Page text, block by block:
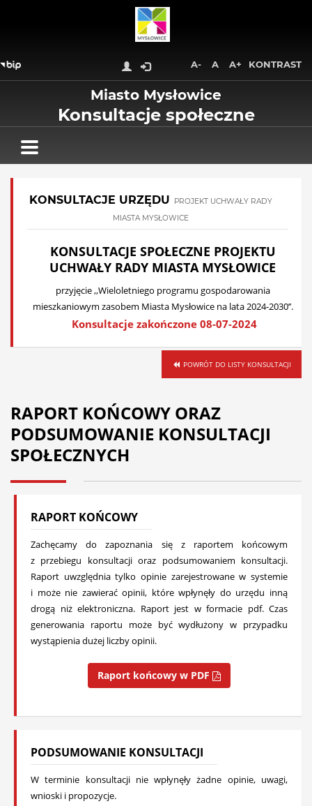
Wróć na początek strony
Przejdź do treści głównej
Przejdź do stopki
Przejdź do mapy serwisu
A- A A+ KONTRAST
Miasto Mysłowice
Konsultacje społeczne
KONSULTACJE URZĘDU PROJEKT UCHWAŁY RADY
MIASTA MYSŁOWICE
KONSULTACJE SPOŁECZNE PROJEKTU
UCHWAŁY RADY MIASTA MYSŁOWICE
przyjęcie ,,Wieloletniego programu gospodarowania
mieszkaniowym zasobem Miasta Mysłowice na lata 2024-2030’’.
Konsultacje zakończone 08-07-2024
POWRÓT DO LISTY KONSULTACJI
RAPORT KOŃCOWY ORAZ
PODSUMOWANIE KONSULTACJI
SPOŁECZNYCH
RAPORT KOŃCOWY
Zachęcamy do zapoznania się z raportem końcowym
z przebiegu konsultacji oraz podsumowaniem konsultacji.
Raport uwzględnia tylko opinie zarejestrowane w systemie
i może nie zawierać opinii, które wpłynęły do urzędu inną
drogą niż elektroniczna. Raport jest w formacie pdf. Czas
generowania raportu może być wydłużony w przypadku
wystąpienia dużej liczby opinii.
Raport końcowy w PDF
PODSUMOWANIE KONSULTACJI
W terminie konsultacji nie wpłynęły żadne opinie, uwagi,
wnioski i propozycje.